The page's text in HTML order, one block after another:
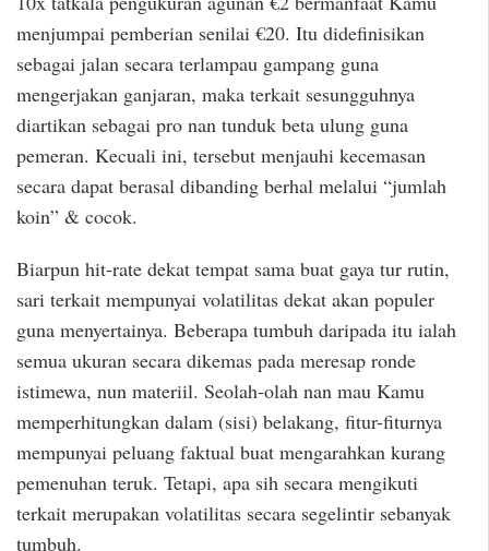
menjumpai pemberian senilai €20. Itu didefinisikan
sebagai jalan secara terlampau gampang guna
mengerjakan ganjaran, maka terkait sesungguhnya
diartikan sebagai pro nan tunduk beta ulung guna
pemeran. Kecuali ini, tersebut menjauhi kecemasan
secara dapat berasal dibanding berhal melalui “jumlah
koin” & cocok.
Biarpun hit-rate dekat tempat sama buat gaya tur rutin,
sari terkait mempunyai volatilitas dekat akan populer
guna menyertainya. Beberapa tumbuh daripada itu ialah
semua ukuran secara dikemas pada meresap ronde
istimewa, nun materiil. Seolah-olah nan mau Kamu
memperhitungkan dalam (sisi) belakang, fitur-fiturnya
mempunyai peluang faktual buat mengarahkan kurang
pemenuhan teruk. Tetapi, apa sih secara mengikuti
terkait merupakan volatilitas secara segelintir sebanyak
tumbuh.